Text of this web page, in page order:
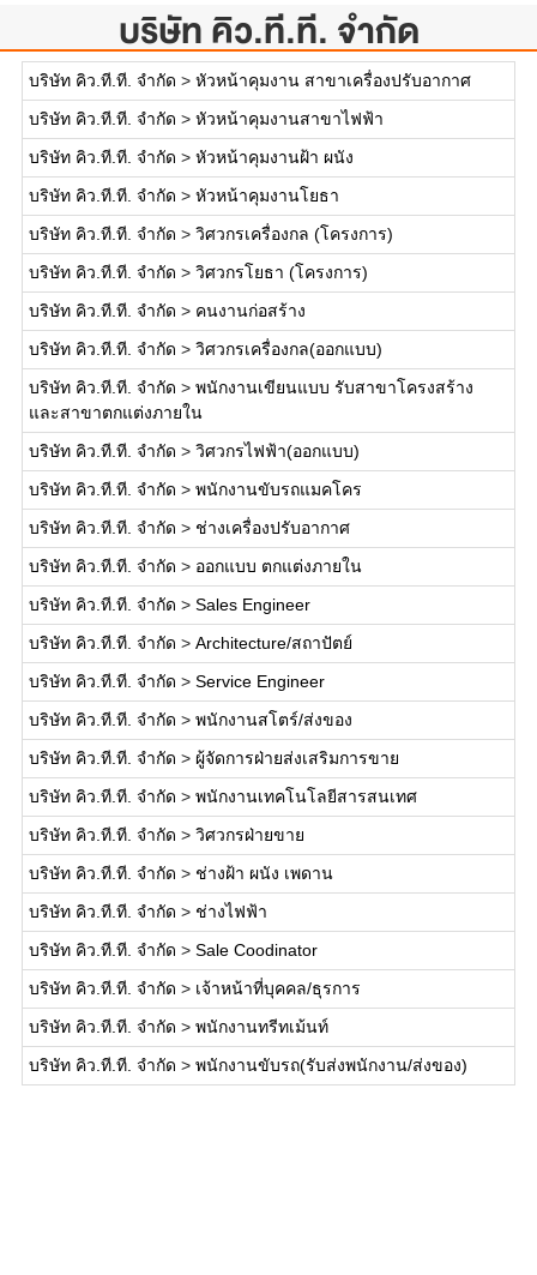
บริษัท คิว.ที.ที. จำกัด
บริษัท คิว.ที.ที. จำกัด > หัวหน้าคุมงาน สาขาเครื่องปรับอากาศ
บริษัท คิว.ที.ที. จำกัด > หัวหน้าคุมงานสาขาไฟฟ้า
บริษัท คิว.ที.ที. จำกัด > หัวหน้าคุมงานฝ้า ผนัง
บริษัท คิว.ที.ที. จำกัด > หัวหน้าคุมงานโยธา
บริษัท คิว.ที.ที. จำกัด > วิศวกรเครื่องกล (โครงการ)
บริษัท คิว.ที.ที. จำกัด > วิศวกรโยธา (โครงการ)
บริษัท คิว.ที.ที. จำกัด > คนงานก่อสร้าง
บริษัท คิว.ที.ที. จำกัด > วิศวกรเครื่องกล(ออกแบบ)
บริษัท คิว.ที.ที. จำกัด > พนักงานเขียนแบบ รับสาขาโครงสร้าง
และสาขาตกแต่งภายใน
บริษัท คิว.ที.ที. จำกัด > วิศวกรไฟฟ้า(ออกแบบ)
บริษัท คิว.ที.ที. จำกัด > พนักงานขับรถแมคโคร
บริษัท คิว.ที.ที. จำกัด > ช่างเครื่องปรับอากาศ
บริษัท คิว.ที.ที. จำกัด > ออกแบบ ตกแต่งภายใน
บริษัท คิว.ที.ที. จำกัด > Sales Engineer
บริษัท คิว.ที.ที. จำกัด > Architecture/สถาปัตย์
บริษัท คิว.ที.ที. จำกัด > Service Engineer
บริษัท คิว.ที.ที. จำกัด > พนักงานสโตร์/ส่งของ
บริษัท คิว.ที.ที. จำกัด > ผู้จัดการฝ่ายส่งเสริมการขาย
บริษัท คิว.ที.ที. จำกัด > พนักงานเทคโนโลยีสารสนเทศ
บริษัท คิว.ที.ที. จำกัด > วิศวกรฝ่ายขาย
บริษัท คิว.ที.ที. จำกัด > ช่างฝ้า ผนัง เพดาน
บริษัท คิว.ที.ที. จำกัด > ช่างไฟฟ้า
บริษัท คิว.ที.ที. จำกัด > Sale Coodinator
บริษัท คิว.ที.ที. จำกัด > เจ้าหน้าที่บุคคล/ธุรการ
บริษัท คิว.ที.ที. จำกัด > พนักงานทรีทเม้นท์
บริษัท คิว.ที.ที. จำกัด > พนักงานขับรถ(รับส่งพนักงาน/ส่งของ)